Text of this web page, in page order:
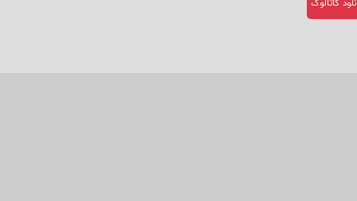
کاتالوگ